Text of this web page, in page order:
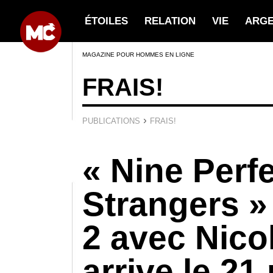
ÉTOILES RELATION VIE
MAGAZINE POUR HOMMES EN LIGNE
FRAIS!
PUBLICATIONS › FRAIS!
« Nine
Strangers
2 avec